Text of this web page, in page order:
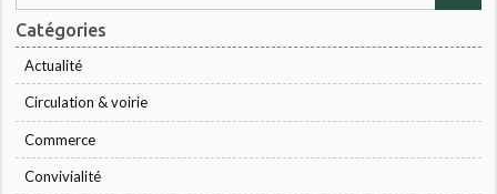
Catégories
Actualité
Circulation & voirie
Commerce
Convivialité